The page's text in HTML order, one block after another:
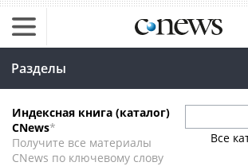
Разделы
Индексная книга (каталог)
CNews*
Получите все материалы
CNews по ключевому слову
Все